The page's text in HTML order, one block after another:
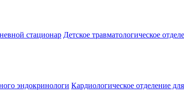
стационар Детское травматологическое
эндокринологи Кардиологическое отделение